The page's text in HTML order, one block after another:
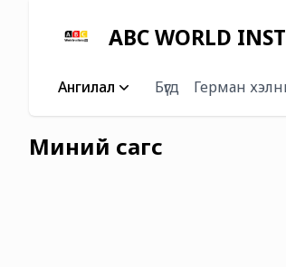
ABC WORLD
Ангилал Бүгд Герман
Миний сагс